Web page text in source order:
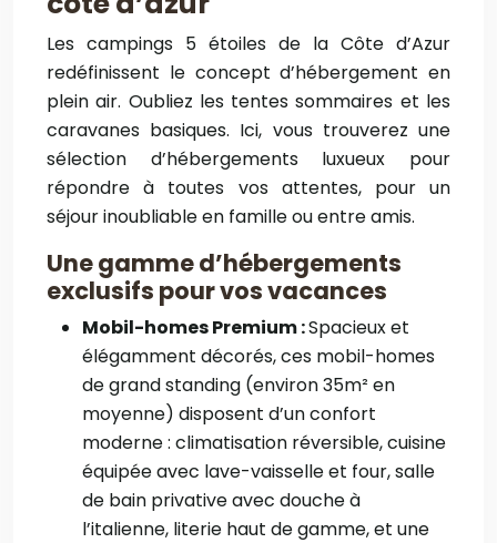
Les campings 5 étoiles de la Côte d’Azur
redéfinissent le concept d’hébergement en
plein air. Oubliez les tentes sommaires et les
caravanes basiques. Ici, vous trouverez une
sélection d’hébergements luxueux pour
répondre à toutes vos attentes, pour un
séjour inoubliable en famille ou entre amis.
Une gamme d’hébergements
exclusifs pour vos vacances
Mobil-homes Premium :Spacieux et
élégamment décorés, ces mobil-homes
de grand standing (environ 35m² en
moyenne) disposent d’un confort
moderne : climatisation réversible, cuisine
équipée avec lave-vaisselle et four, salle
de bain privative avec douche à
l’italienne, literie haut de gamme, et une